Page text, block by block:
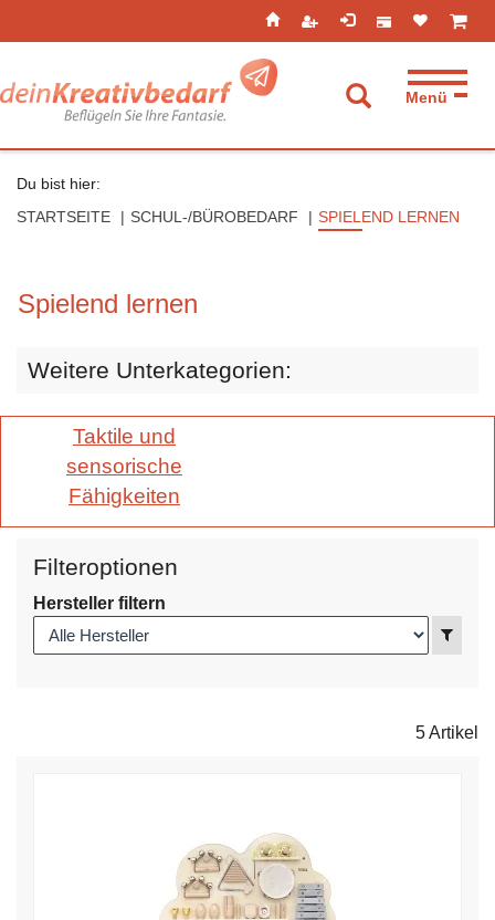
ist leerist
Menü
Du bist hier:
STARTSEITE
SCHUL-/BÜROBEDARF SPIELEND LERNEN
Spielend lernen
Weitere Unterkategorien:
Taktile und
sensorische
Fähigkeiten
Filteroptionen
Hersteller filtern
5 Artikel